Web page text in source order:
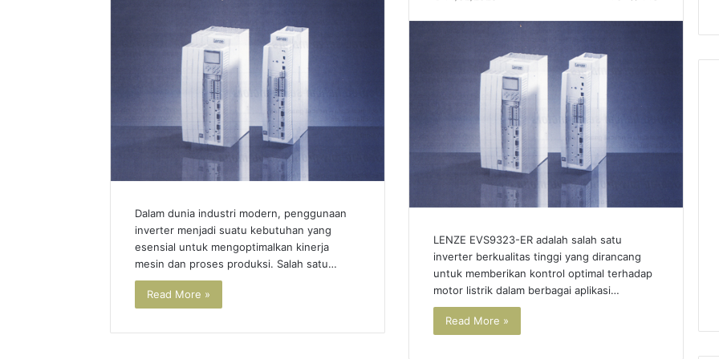
Dalam dunia industri modern, penggunaan
inverter menjadi suatu kebutuhan yang
esensial untuk mengoptimalkan kinerja
mesin dan proses produksi. Salah satu…
Read More »
LENZE EVS9323-ER adalah salah satu
inverter berkualitas tinggi yang dirancang
untuk memberikan kontrol optimal terhadap
motor listrik dalam berbagai aplikasi…
Read More »
25/03/2025
jual PILZ PNOZ E3.1p PILZ
SAFETY RELAY murah
Power
09/05/2025
Power Genex SS3 Smart
jual
Power
Genex
PPR
Rotary
murah
30/04/2025
jual Power Genex PPR
Rotary Positioner murah